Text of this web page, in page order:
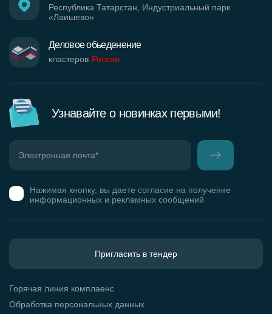
Деловое обьеденение
кластеров России
Республика Татарстан, Индустриальный парк
«Лаишево»
Узнавайте о новинках первыми!
Нажимая кнопку, вы даете согласие на получение
информационных и рекламных сообщений
Горячая линия комплаенс
Обработка персональных данных
Пригласить в тендер